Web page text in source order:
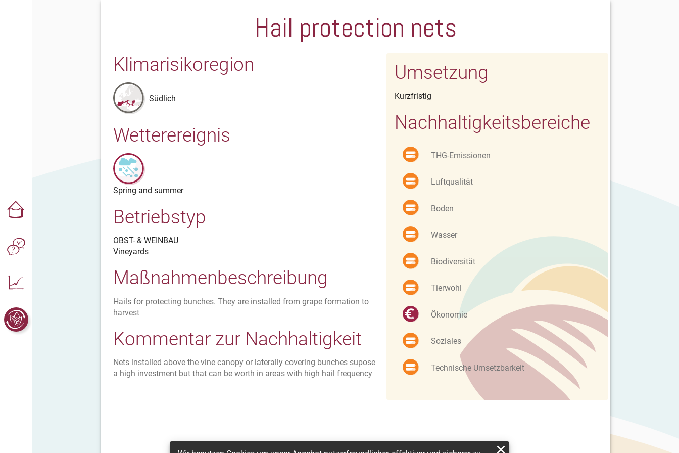
Hail protection nets
Umsetzung
Kurzfristig
Nachhaltigkeitsbereiche
THG-Emissionen
Luftqualität
Boden
Wasser
Biodiversität
Tierwohl
Ökonomie
Soziales
Technische Umsetzbarkeit
Klimarisikoregion
Südlich
Wetterereignis
Spring and summer
Betriebstyp
OBST- & WEINBAU
Vineyards
Maßnahmenbeschreibung
Hails for protecting bunches. They are installed from grape formation to
harvest
Kommentar zur Nachhaltigkeit
Nets installed above the vine canopy or laterally covering bunches supose
a high investment but that can be worth in areas with high hail frequency